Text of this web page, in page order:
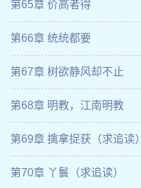
第65章 价高者得
第66章 统统都要
第67章 树欲静风却不止
第68章 明教，江南明教
第69章 擒拿捉获（求追读）
第70章 丫鬟（求追读）